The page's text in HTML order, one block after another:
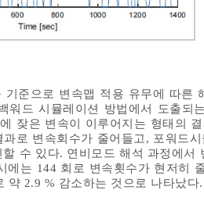
기준으로 변속맵 적용 유무에 따른
워드 시뮬레이션 방법에서 도출되
잦은 변속이 이루어지는 형태의
로 변속회수가 줄어들고, 포워드
수 있다. 연비모드 해석 과정에
에는 144 회로 변속횟수가 현저히
약 2.9 % 감소하는 것으로 나타났다.